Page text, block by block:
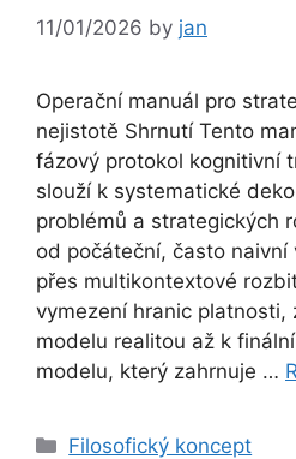
11/01/2026 by jan
Operační manuál pro
nejistotě Shrnutí Tento
fázový protokol kognitivní
slouží k systematické
problémů a strategických
od počáteční, často naivní
přes multikontextové
vymezení hranic platnosti,
modelu realitou až k
modelu, který zahrnuje …
Categories
Filosofický koncept